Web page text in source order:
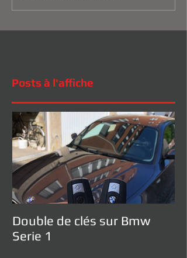
Posts à l'affiche
Double de clés sur Bmw
Serie 1